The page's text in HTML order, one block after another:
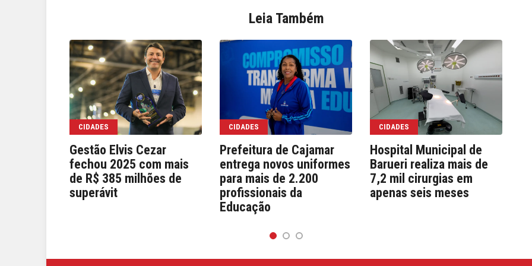
Leia Também
CIDADES
Gestão Elvis Cezar
fechou 2025 com mais
de R$ 385 milhões de
superávit
CIDADES
Prefeitura de Cajamar
entrega novos uniformes
para mais de 2.200
profissionais da
Educação
CIDADES
Hospital Municipal de
Barueri realiza mais de
7,2 mil cirurgias em
apenas seis meses